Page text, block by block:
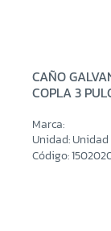
CAÑO
COPLA 3
Marca:
Unidad: Unidad
Código: